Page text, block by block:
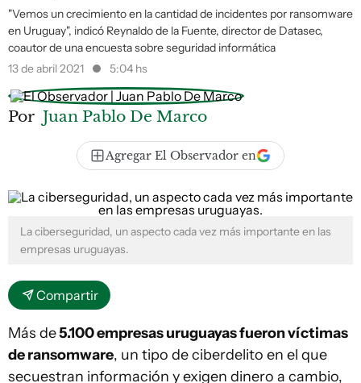
"Vemos un crecimiento en la cantidad de incidentes por ransomware
en Uruguay", indicó Reynaldo de la Fuente, director de Datasec,
coautor de una encuesta sobre seguridad informática
13 de abril 2021
5:04 hs
Por Juan Pablo De Marco
Agregar El Observador en
La ciberseguridad, un aspecto cada vez más importante en las
empresas uruguayas.
Compartir
Más de5.100 empresas uruguayas fueron víctimas
de ransomware, un tipo de ciberdelito en el que
secuestran información y exigen dinero a cambio,